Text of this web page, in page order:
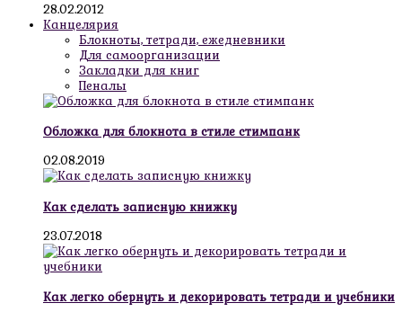
28.02.2012
Канцелярия
Блокноты, тетради, ежедневники
Для самоорганизации
Закладки для книг
Пеналы
Обложка для блокнота в стиле стимпанк
02.08.2019
Как сделать записную книжку
23.07.2018
Как легко обернуть и декорировать тетради и учебники